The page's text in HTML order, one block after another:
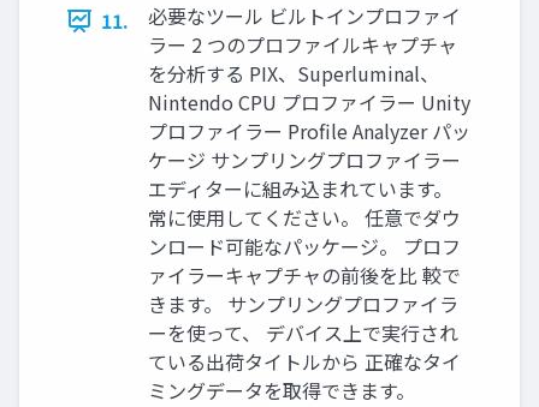
11.
必要なツール ビルトインプロファイ
ラー 2 つのプロファイルキャプチャ
を分析する PIX、Superluminal、
Nintendo CPU プロファイラー Unity
プロファイラー Profile Analyzer パッ
ケージ サンプリングプロファイラー
エディターに組み込まれています。
常に使用してください。 任意でダウ
ンロード可能なパッケージ。 プロフ
ァイラーキャプチャの前後を比 較で
きます。 サンプリングプロファイラ
ーを使って、 デバイス上で実行され
ている出荷タイトルから 正確なタイ
ミングデータを取得できます。